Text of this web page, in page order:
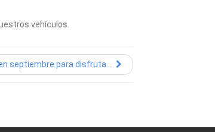
vehículos.
septiembre para disfruta...